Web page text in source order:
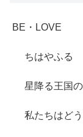
BE・LOVE
ちはやふる
星降る王国
私たちはど